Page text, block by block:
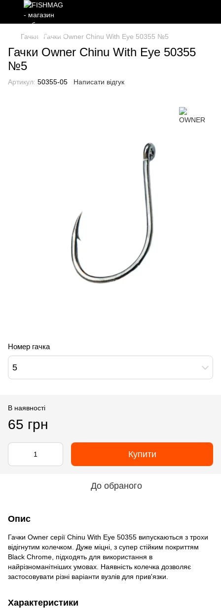
Гачки Гачки Owner Chinu With Eye 50355 №5
Гачки Owner Chinu With Eye 50355
№5
Артикул: 50355-05 Написати відгук
Номер гачка
5
В наявності
65 грн
Купити
До обраного
Опис
Гачки Owner серії Chinu With Eye 50355 випускаються з трохи
відігнутим колечком. Дуже міцні, з супер стійким покриттям
Black Chrome, підходять для використання в
найрізноманітніших умовах. Наявність колечка дозволяє
застосовувати різні варіанти вузлів для прив'язки.
Характеристики